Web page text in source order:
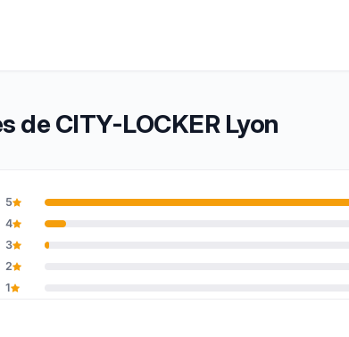
de CITY-LOCKER Lyon
de 10
5
4
3
2
1